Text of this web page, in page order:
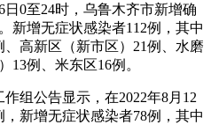
0至24时，乌鲁木齐市新增确
新增无症状感染者112例，其中
高新区（新市区）21例、水磨
13例、米东区16例。
组公告显示，在2022年8月12
新增无症状感染者78例，其中